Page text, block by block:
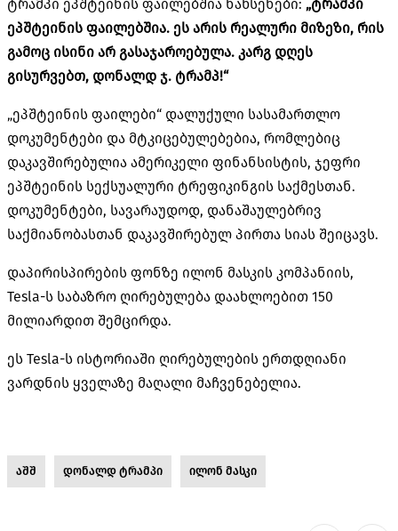
ტრამპი ეპშტეინის ფაილებშია ნახსენები: „ტრამპი
ეპშტეინის ფაილებშია. ეს არის რეალური მიზეზი, რის
გამოც ისინი არ გასაჯაროებულა. კარგ დღეს
გისურვებთ, დონალდ ჯ. ტრამპ!“
„ეპშტეინის ფაილები“ დალუქული სასამართლო
დოკუმენტები და მტკიცებულებებია, რომლებიც
დაკავშირებულია ამერიკელი ფინანსისტის, ჯეფრი
ეპშტეინის სექსუალური ტრეფიკინგის საქმესთან.
დოკუმენტები, სავარაუდოდ, დანაშაულებრივ
საქმიანობასთან დაკავშირებულ პირთა სიას შეიცავს.
დაპირისპირების ფონზე ილონ მასკის კომპანიის,
Tesla-ს საბაზრო ღირებულება დაახლოებით 150
მილიარდით შემცირდა.
ეს Tesla-ს ისტორიაში ღირებულების ერთდღიანი
ვარდნის ყველაზე მაღალი მაჩვენებელია.
აშშ დონალდ ტრამპი ილონ მასკი